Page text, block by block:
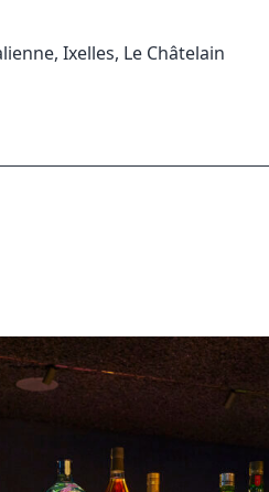
, Ixelles, Le Châtelain